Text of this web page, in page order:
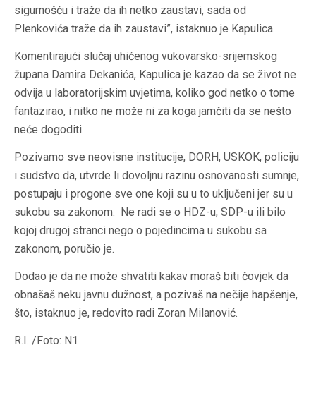
sigurnošću i traže da ih netko zaustavi, sada od
Plenkovića traže da ih zaustavi”, istaknuo je Kapulica.
Komentirajući slučaj uhićenog vukovarsko-srijemskog
župana Damira Dekanića, Kapulica je kazao da se život ne
odvija u laboratorijskim uvjetima, koliko god netko o tome
fantazirao, i nitko ne može ni za koga jamčiti da se nešto
neće dogoditi.
Pozivamo sve neovisne institucije, DORH, USKOK, policiju
i sudstvo da, utvrde li dovoljnu razinu osnovanosti sumnje,
postupaju i progone sve one koji su u to uključeni jer su u
sukobu sa zakonom. Ne radi se o HDZ-u, SDP-u ili bilo
kojoj drugoj stranci nego o pojedincima u sukobu sa
zakonom, poručio je.
Dodao je da ne može shvatiti kakav moraš biti čovjek da
obnašaš neku javnu dužnost, a pozivaš na nečije hapšenje,
što, istaknuo je, redovito radi Zoran Milanović.
R.I. /Foto: N1